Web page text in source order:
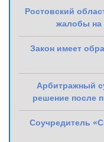
Ростовский
жалобы на
Закон имеет
Арбитражный
решение после
Соучредитель